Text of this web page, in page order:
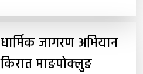
धार्मिक जागरण अभियान
किरात माङपोक्लुङ